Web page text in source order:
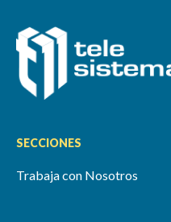
SECCIONES
Trabaja con Nosotros